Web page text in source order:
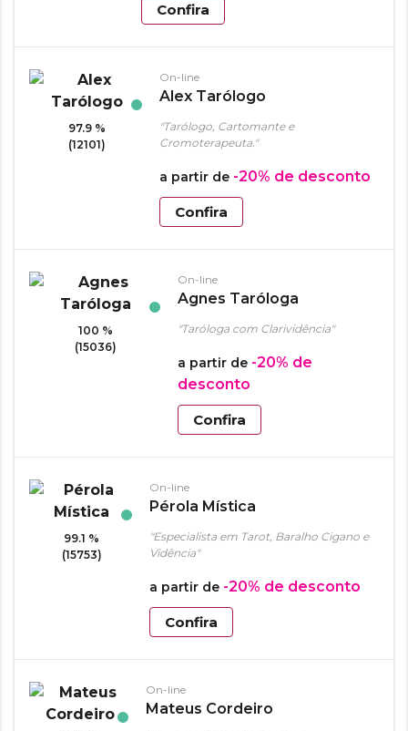
Confira
97.9 %
(12101)
On-line
Alex Tarólogo
"Tarólogo, Cartomante e
Cromoterapeuta."
a partir de -20% de desconto
Confira
100 %
(15036)
On-line
Agnes Taróloga
"Taróloga com Clarividência"
a partir de -20% de
desconto
Confira
99.1 %
(15753)
On-line
Pérola Mística
"Especialista em Tarot, Baralho Cigano e
Vidência"
a partir de -20% de desconto
Confira
On-line
Mateus Cordeiro